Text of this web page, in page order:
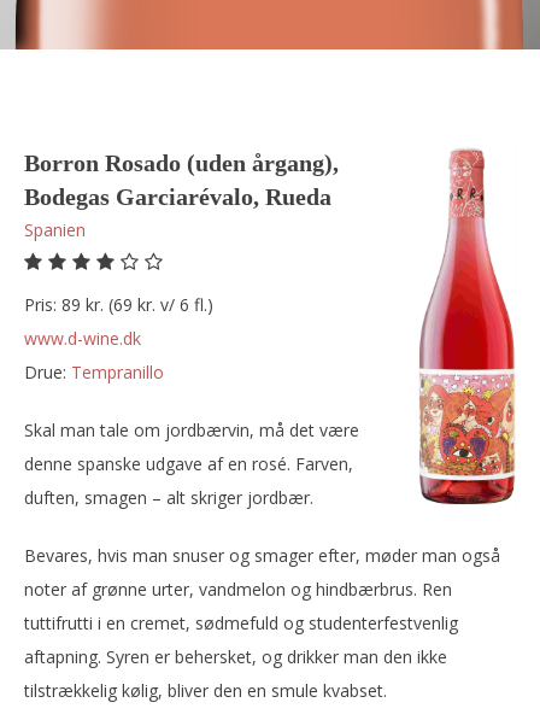
Borron Rosado (uden årgang),
Bodegas Garciarévalo, Rueda
Spanien
Pris: 89 kr. (69 kr. v/ 6 fl.)
www.d-wine.dk
Drue:
tempranillo
Skal man tale om jordbærvin, må det være
denne spanske udgave af en rosé. Farven,
duften, smagen – alt skriger jordbær.
Bevares, hvis man snuser og smager efter, møder man også
noter af grønne urter, vandmelon og hindbærbrus. Ren
tuttifrutti i en cremet, sødmefuld og studenterfestvenlig
aftapning. Syren er behersket, og drikker man den ikke
tilstrækkelig kølig, bliver den en smule kvabset.